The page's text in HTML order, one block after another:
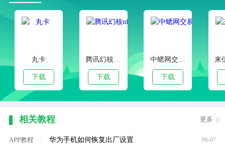
丸卡
下载
腾讯幻核nft交易平台
下载
中蟋网交易市场app
下载
相关教程 更多
APP教程 华为手机如何恢复出厂设置 06-07